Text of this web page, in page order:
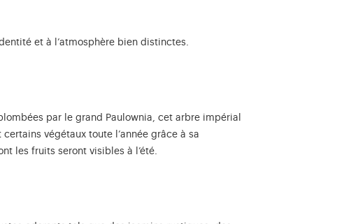
et à l’atmosphère bien distinctes.
par le grand Paulownia, cet arbre impérial
végétaux toute l’année grâce à sa
les fruits seront visibles à l’été.